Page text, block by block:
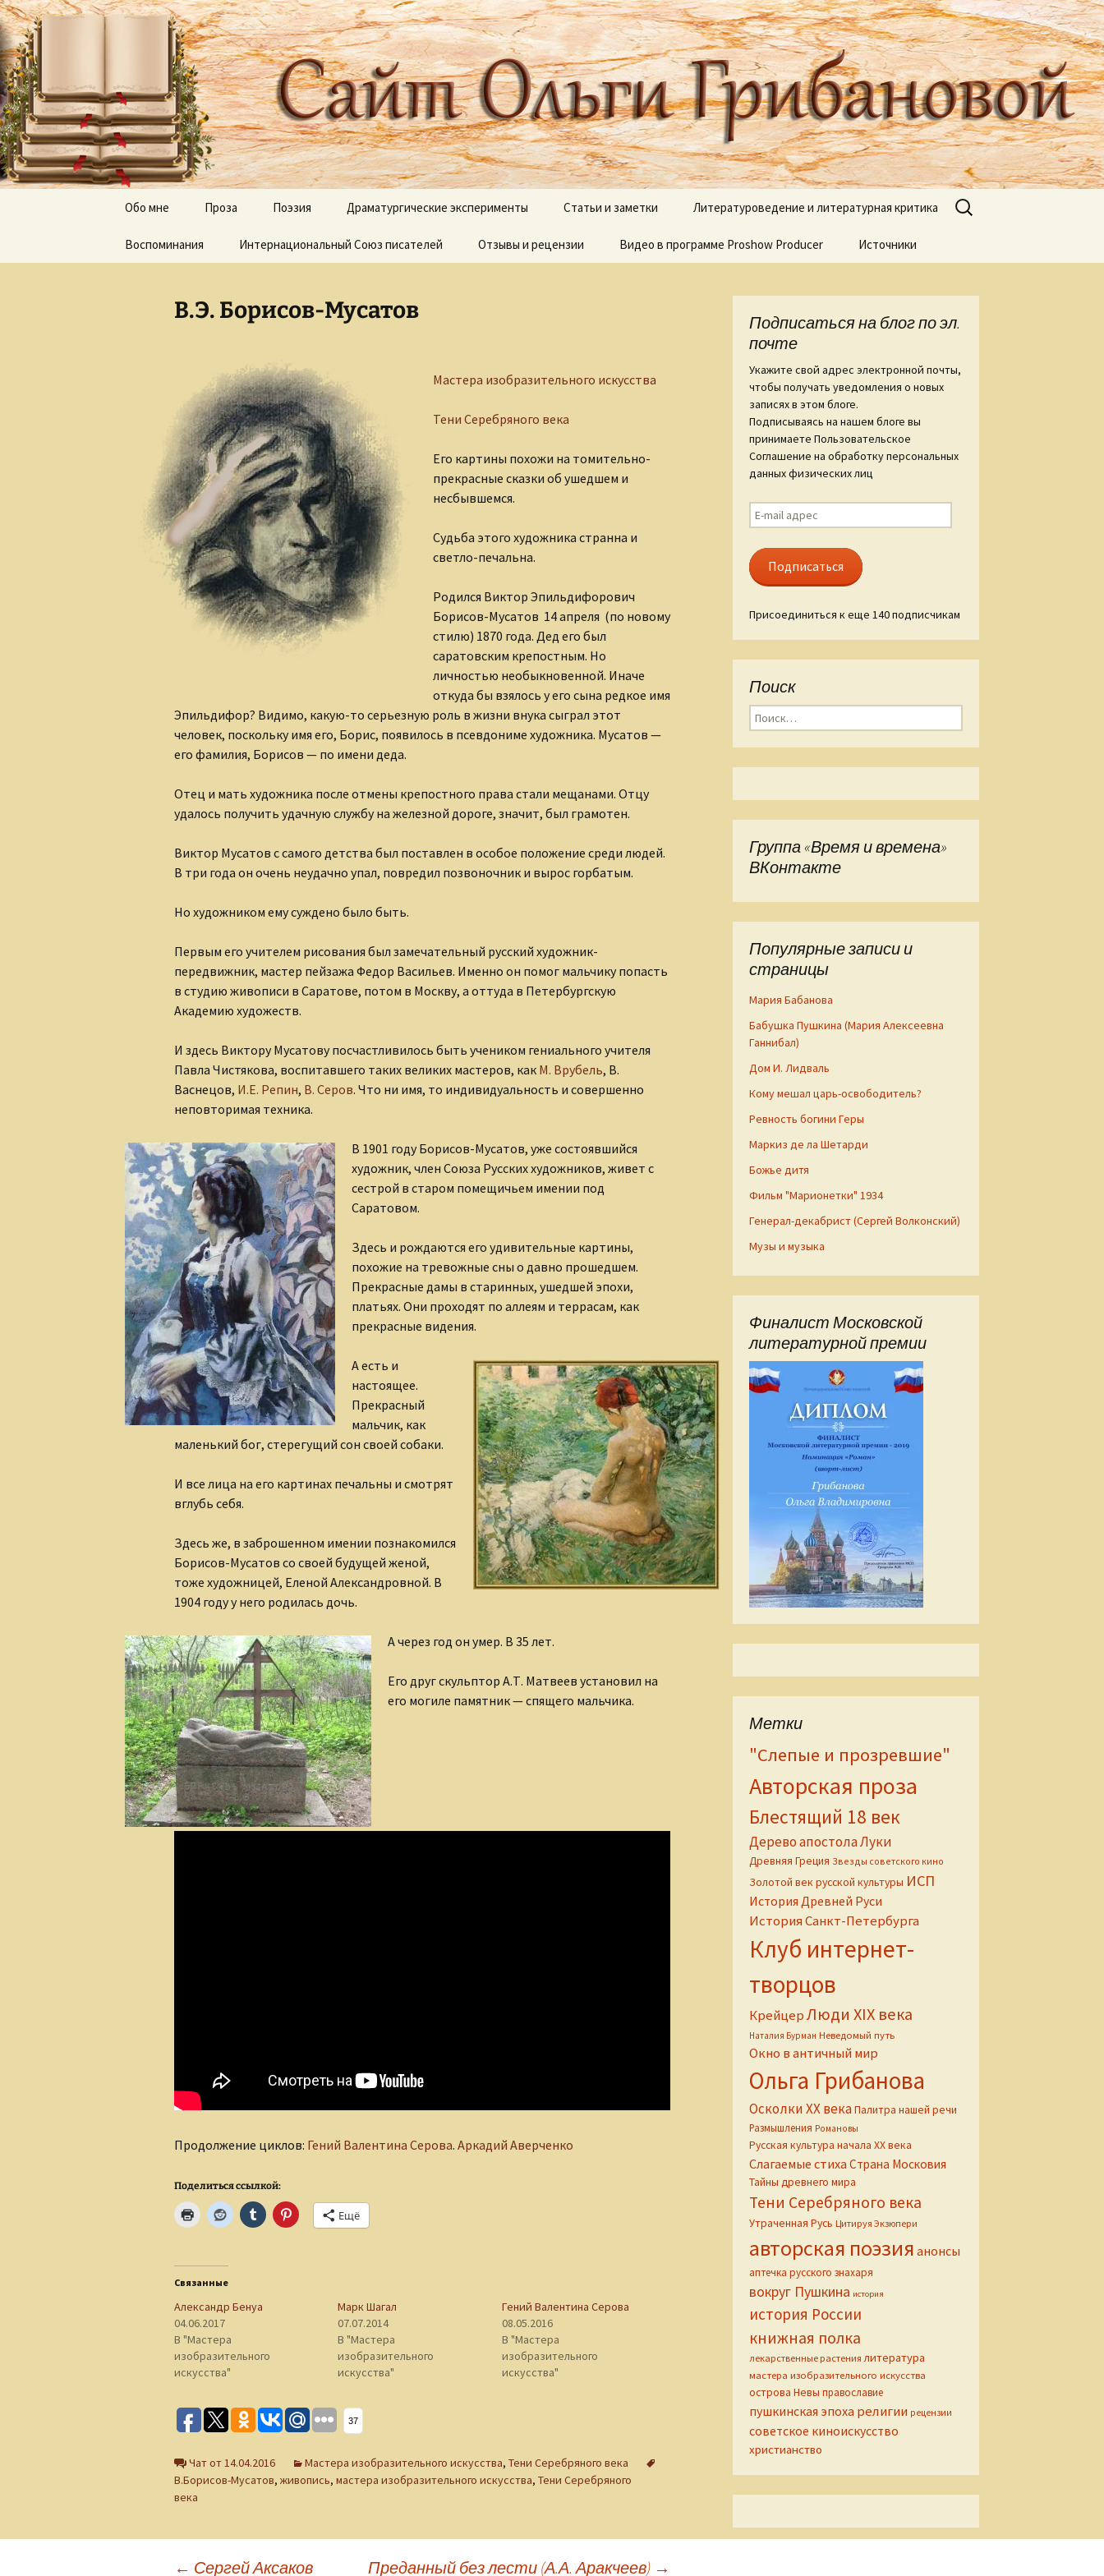
Перейти
к
содержимому
Сайт Ольги Грибановой
Творческое пространство писателя, поэта, публициста, литературоведа Ольги Грибановой
Обо мне Проза
Дерево апостола Луки
Неведомый путь
Сказки для взрослых
детей
Поэзия
Отражения, тени и сны
Драматургические эксперименты Статьи и заметки
Блестящий XVIII век
Завоеватели и
культуры
Киевская Русь
Мастера
изобразительного
искусства
Мир Древнего Египта
Музыка и музыканты
Непостижимая Индия
Окольные пути
христианства
Осколки XX века
По страницам
Священного Писания
Размышления о
несъедобном
Романовы
Рюриковичи
С кого начинается
театр?
Страна Московия
Судьбы XIX века
Тайны древних миров
Тени Серебряного века
Утраченная Русь
Фабрика эксцентриков
Литературоведение и литературная критика
В дебрях книжных
О моих книгах
Псалмы Веры Горт
Палитра нашей речи
По следам «Слова о
полку Игореве»
Слагаемые стиха
Воспоминания Интернациональный Союз писателей Отзывы и рецензии Видео в программе Proshow Producer Источники
Найти:
В.Э. Борисов-Мусатов
Мастера изобразительного искусства
Тени Серебряного века
Его картины похожи на томительно-
прекрасные сказки об ушедшем и
несбывшемся.
Судьба этого художника странна и
светло-печальна.
Родился Виктор Эпильдифорович
Борисов-Мусатов 14 апреля (по новому
стилю) 1870 года. Дед его был
саратовским крепостным. Но
личностью необыкновенной. Иначе
откуда бы взялось у его сына редкое имя
Эпильдифор? Видимо, какую-то серьезную роль в жизни внука сыграл этот
человек, поскольку имя его, Борис, появилось в псевдониме художника. Мусатов —
его фамилия, Борисов — по имени деда.
Отец и мать художника после отмены крепостного права стали мещанами. Отцу
удалось получить удачную службу на железной дороге, значит, был грамотен.
Виктор Мусатов с самого детства был поставлен в особое положение среди людей.
В три года он очень неудачно упал, повредил позвоночник и вырос горбатым.
Но художником ему суждено было быть.
Первым его учителем рисования был замечательный русский художник-
передвижник, мастер пейзажа Федор Васильев. Именно он помог мальчику попасть
в студию живописи в Саратове, потом в Москву, а оттуда в Петербургскую
Академию художеств.
И здесь Виктору Мусатову посчастливилось быть учеником гениального учителя
Павла Чистякова, воспитавшего таких великих мастеров, как М. Врубель, В.
Васнецов, И.Е. Репин, В. Серов. Что ни имя, то индивидуальность и совершенно
неповторимая техника.
В 1901 году Борисов-Мусатов, уже состоявшийся
художник, член Союза Русских художников, живет с
сестрой в старом помещичьем имении под
Саратовом.
Здесь и рождаются его удивительные картины,
похожие на тревожные сны о давно прошедшем.
Прекрасные дамы в старинных, ушедшей эпохи,
платьях. Они проходят по аллеям и террасам, как
прекрасные видения.
А есть и
настоящее.
Прекрасный
мальчик, как
маленький бог, стерегущий сон своей собаки.
И все лица на его картинах печальны и смотрят
вглубь себя.
Здесь же, в заброшенном имении познакомился
Борисов-Мусатов со своей будущей женой,
тоже художницей, Еленой Александровной. В
1904 году у него родилась дочь.
А через год он умер. В 35 лет.
Его друг скульптор А.Т. Матвеев установил на
его могиле памятник — спящего мальчика.
Продолжение циклов: Гений Валентина Серова. Аркадий Аверченко
Поделиться ссылкой:
Ещё
Связанные
Александр Бенуа
04.06.2017
В "Мастера
изобразительного
искусства"
Марк Шагал
07.07.2014
В "Мастера
изобразительного
искусства"
Гений Валентина Серова
08.05.2016
В "Мастера
изобразительного
искусства"
37
Чат от 14.04.2016 Мастера изобразительного искусства, Тени Серебряного века
В.Борисов-Мусатов, живопись, мастера изобразительного искусства, Тени Серебряного
века
← Сергей Аксаков Преданный без лести (А.А. Аракчеев) →
Подписаться на блог по эл.
почте
Укажите свой адрес электронной почты,
чтобы получать уведомления о новых
записях в этом блоге.
Подписываясь на нашем блоге вы
принимаете Пользовательское
Соглашение на обработку персональных
данных физических лиц
E-
mail
Подписаться
Присоединиться к еще 140 подписчикам
Поиск
Найти:
Группа «Время и времена»
ВКонтакте
Популярные записи и
страницы
Мария Бабанова
Бабушка Пушкина (Мария Алексеевна
Ганнибал)
Дом И. Лидваль
Кому мешал царь-освободитель?
Ревность богини Геры
Маркиз де ла Шетарди
Божье дитя
Фильм "Марионетки" 1934
Генерал-декабрист (Сергей Волконский)
Музы и музыка
Финалист Московской
литературной премии
Метки
"Слепые и прозревшие"
Авторская проза
Блестящий 18 век
Дерево апостола Луки
Древняя Греция Звезды советского кино
Золотой век русской культуры ИСП
История Древней Руси
История Санкт-Петербурга
Клуб интернет-
творцов
КрейцерЛюди XIX века
Наталия Бурман Неведомый путь
Окно в античный мир
Ольга Грибанова
Осколки ХХ векаПалитра нашей речи
Размышления Романовы
Русская культура начала ХХ века
Слагаемые стиха Страна Московия
Тайны древнего мира
Тени Серебряного века
Утраченная Русь Цитируя Экзюпери
авторская поэзия анонсы
аптечка русского знахаря
вокруг Пушкина история
история России
книжная полка
лекарственные растения литература
мастера изобразительного искусства
острова Невы православие
пушкинская эпоха религии рецензии
советское киноискусство
христианство